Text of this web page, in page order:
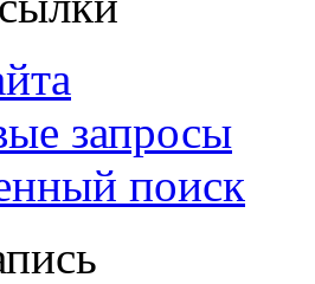
запросы
поиск